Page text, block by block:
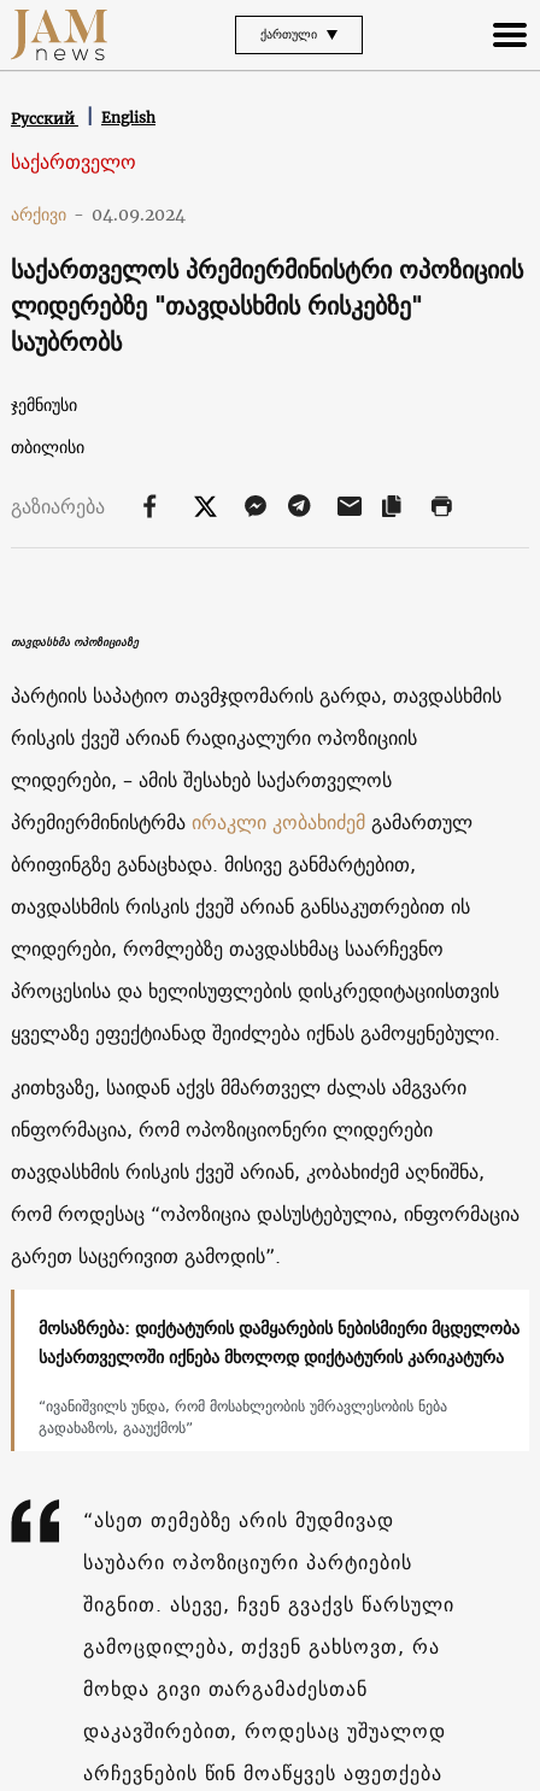
ᲥᲐᲠᲗᲣᲚᲘ
Русский English
საქართველო
არქივი - 04.09.2024
საქართველოს პრემიერმინისტრი ოპოზიციის
ლიდერებზე "თავდასხმის რისკებზე"
საუბრობს
ჯემნიუსი
თბილისი
გაზიარება
თავდასხმა ოპოზიციაზე
პარტიის საპატიო თავმჯდომარის გარდა, თავდასხმის
რისკის ქვეშ არიან რადიკალური ოპოზიციის
ლიდერები, – ამის შესახებ საქართველოს
პრემიერმინისტრმაირაკლი კობახიძემგამართულ
ბრიფინგზე განაცხადა. მისივე განმარტებით,
თავდასხმის რისკის ქვეშ არიან განსაკუთრებით ის
ლიდერები, რომლებზე თავდასხმაც საარჩევნო
პროცესისა და ხელისუფლების დისკრედიტაციისთვის
ყველაზე ეფექტიანად შეიძლება იქნას გამოყენებული.
კითხვაზე, საიდან აქვს მმართველ ძალას ამგვარი
ინფორმაცია, რომ ოპოზიციონერი ლიდერები
თავდასხმის რისკის ქვეშ არიან, კობახიძემ აღნიშნა,
რომ როდესაც “ოპოზიცია დასუსტებულია, ინფორმაცია
გარეთ საცერივით გამოდის”.
მოსაზრება: დიქტატურის დამყარების ნებისმიერი მცდელობა
საქართველოში იქნება მხოლოდ დიქტატურის კარიკატურა
“ივანიშვილს უნდა, რომ მოსახლეობის უმრავლესობის ნება
გადახაზოს, გააუქმოს”
“ასეთ თემებზე არის მუდმივად
საუბარი ოპოზიციური პარტიების
შიგნით. ასევე, ჩვენ გვაქვს წარსული
გამოცდილება, თქვენ გახსოვთ, რა
მოხდა გივი თარგამაძესთან
დაკავშირებით, როდესაც უშუალოდ
არჩევნების წინ მოაწყვეს აფეთქება